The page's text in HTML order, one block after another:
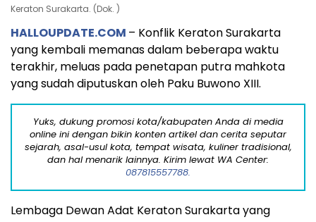
Keraton Surakarta. (Dok. )
HALLOUPDATE.COM – Konflik Keraton Surakarta
yang kembali memanas dalam beberapa waktu
terakhir, meluas pada penetapan putra mahkota
yang sudah diputuskan oleh Paku Buwono XIII.
Yuks, dukung promosi kota/kabupaten Anda di media
online ini dengan bikin konten artikel dan cerita seputar
sejarah, asal-usul kota, tempat wisata, kuliner tradisional,
dan hal menarik lainnya. Kirim lewat WA Center:
087815557788.
Lembaga Dewan Adat Keraton Surakarta yang